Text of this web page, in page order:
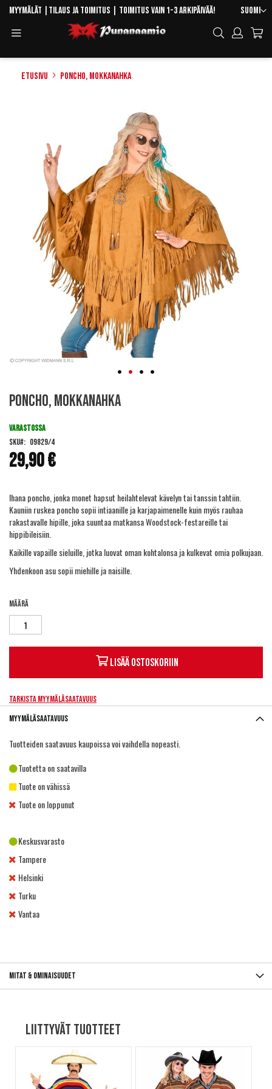
Skip
Content
Kieli
Suomi
Myymälät Tilaus ja toimitus | Toimitus vain 1-3 arkipäivää!
Hae
Etusivu Poncho, mokkanahka
to
beginning
the
images
gallery
Poncho, mokkanahka
29,90 €
VARASTOSSA
SKU
09829/4
Ihana poncho, jonka monet hapsut heilahtelevat kävelyn tai tanssin tahtiin.
Kauniin ruskea poncho sopii intiaanille ja karjapaimenelle kuin myös rauhaa
rakastavalle hipille, joka suuntaa matkansa Woodstock-festareille tai
hippibileisiin.
Kaikille vapaille sieluille, jotka luovat oman kohtalonsa ja kulkevat omia polkujaan.
Yhdenkoon asu sopii miehille ja naisille.
Määrä
Lisää ostoskoriin
Tarkista myymäläsaatavuus
Myymäläsaatavuus
Tuotteiden saatavuus kaupoissa voi vaihdella nopeasti.
Tuotetta on saatavilla
Tuote on vähissä
Tuote on loppunut
Keskusvarasto
Tampere
Helsinki
Turku
Vantaa
Mitat & ominaisuudet
Liittyvät tuotteet